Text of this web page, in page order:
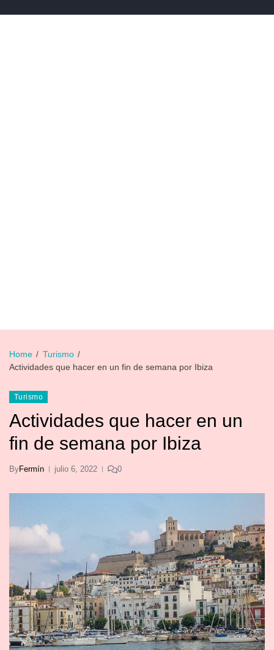
Home
Turismo
Actividades que hacer en un fin de semana por Ibiza
Turismo
Actividades que hacer en un
fin de semana por Ibiza
ByFermín julio 6, 2022 0